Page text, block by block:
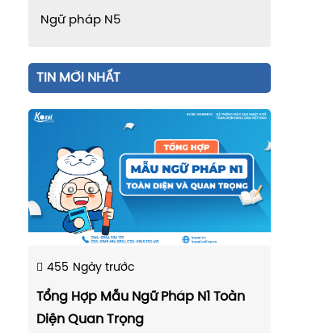
Ngữ pháp N5
TIN MỚI NHẤT
455 Ngày trước
Tổng Hợp Mẫu Ngữ Pháp N1 Toàn
Diện Quan Trọng